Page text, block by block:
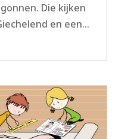
Die kijken
en een...